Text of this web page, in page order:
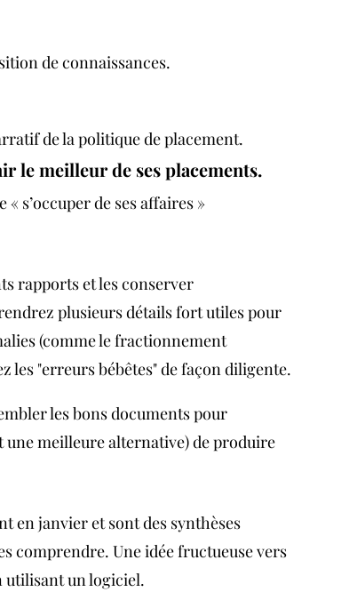
de connaissances.
de la politique de placement.
le meilleur de ses placements.
s’occuper de ses affaires »
rapports et les conserver
plusieurs détails fort utiles pour
(comme le fractionnement
les "erreurs bébêtes" de façon diligente.
les bons documents pour
une meilleure alternative) de produire
en janvier et sont des synthèses
comprendre. Une idée fructueuse vers
utilisant un logiciel.